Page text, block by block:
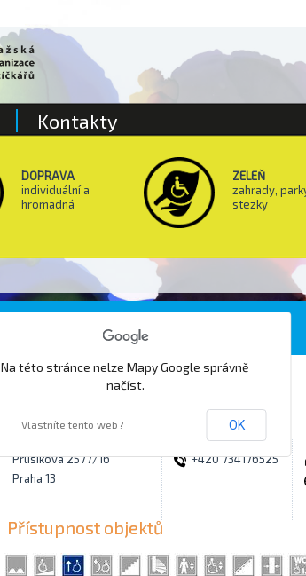
DOPRAVA
individuální a
hromadná
ZELEŇ
zahrady,
stezky
Kontakty
Lékárna Teta Prusíkova
Prusíkova 2577/16
Praha 13
+420 734176525
Přístupnost objektů
Na této stránce nelze Mapy Google správně
načíst.
Vlastníte tento web? OK